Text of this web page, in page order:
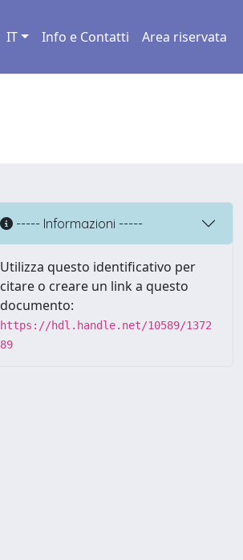
IT Info e Contatti Area riservata
----- Informazioni -----
Utilizza questo identificativo per
citare o creare un link a questo
documento:
https://hdl.handle.net/10589/1372
89